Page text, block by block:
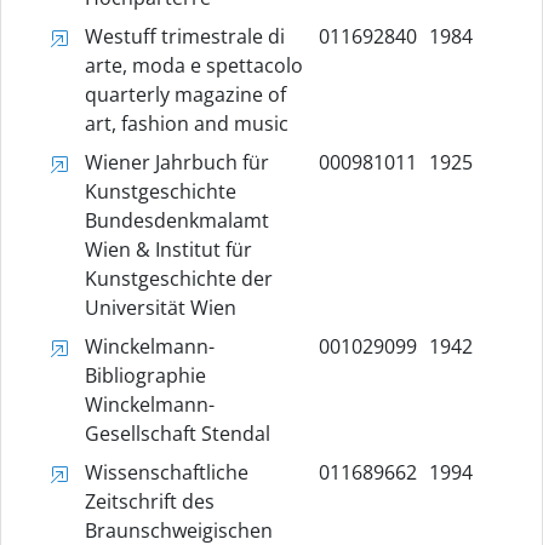
Westuff trimestrale di
arte, moda e spettacolo
quarterly magazine of
art, fashion and music
011692840 1984
Wiener Jahrbuch für
Kunstgeschichte
Bundesdenkmalamt
Wien & Institut für
Kunstgeschichte der
Universität Wien
000981011 1925
Winckelmann-
Bibliographie
Winckelmann-
Gesellschaft Stendal
001029099 1942
Wissenschaftliche
Zeitschrift des
Braunschweigischen
011689662 1994